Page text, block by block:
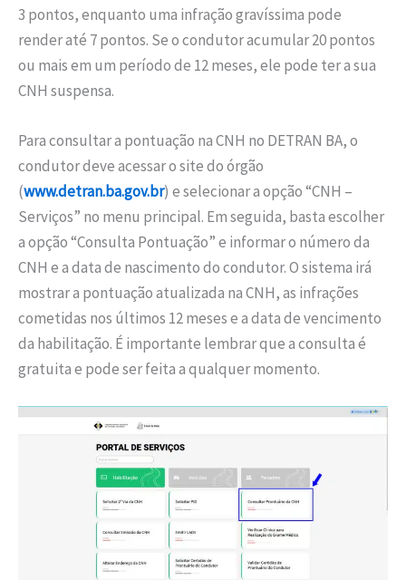
3 pontos, enquanto uma infração gravíssima pode
render até 7 pontos. Se o condutor acumular 20 pontos
ou mais em um período de 12 meses, ele pode ter a sua
CNH suspensa.
Para consultar a pontuação na CNH no DETRAN BA, o
condutor deve acessar o site do órgão
(www.detran.ba.gov.br) e selecionar a opção “CNH –
Serviços” no menu principal. Em seguida, basta escolher
a opção “Consulta Pontuação” e informar o número da
CNH e a data de nascimento do condutor. O sistema irá
mostrar a pontuação atualizada na CNH, as infrações
cometidas nos últimos 12 meses e a data de vencimento
da habilitação. É importante lembrar que a consulta é
gratuita e pode ser feita a qualquer momento.